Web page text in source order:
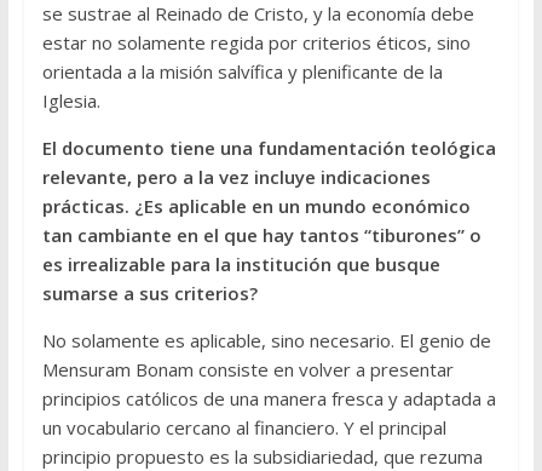
se sustrae al Reinado de Cristo, y la economía debe
estar no solamente regida por criterios éticos, sino
orientada a la misión salvífica y plenificante de la
Iglesia.
El documento tiene una fundamentación teológica
relevante, pero a la vez incluye indicaciones
prácticas. ¿Es aplicable en un mundo económico
tan cambiante en el que hay tantos “tiburones” o
es irrealizable para la institución que busque
sumarse a sus criterios?
No solamente es aplicable, sino necesario. El genio de
Mensuram Bonam consiste en volver a presentar
principios católicos de una manera fresca y adaptada a
un vocabulario cercano al financiero. Y el principal
principio propuesto es la subsidiariedad, que rezuma